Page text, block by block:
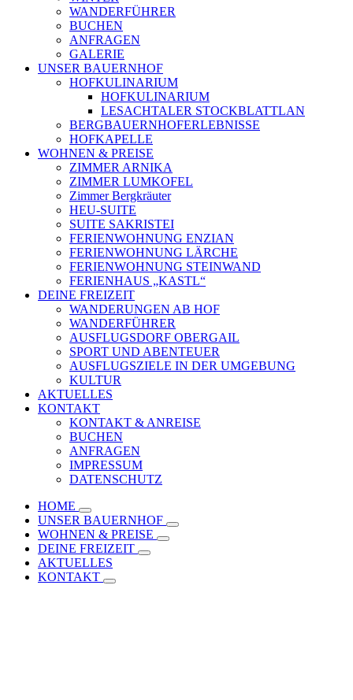
WANDERFÜHRER
BUCHEN
ANFRAGEN
GALERIE
UNSER BAUERNHOF
HOFKULINARIUM
HOFKULINARIUM
LESACHTALER STOCKBLATTLAN
BERGBAUERNHOFERLEBNISSE
HOFKAPELLE
WOHNEN & PREISE
ZIMMER ARNIKA
ZIMMER LUMKOFEL
Zimmer Bergkräuter
HEU-SUITE
SUITE SAKRISTEI
FERIENWOHNUNG ENZIAN
FERIENWOHNUNG LÄRCHE
FERIENWOHNUNG STEINWAND
FERIENHAUS „KASTL“
DEINE FREIZEIT
WANDERUNGEN AB HOF
WANDERFÜHRER
AUSFLUGSDORF OBERGAIL
SPORT UND ABENTEUER
AUSFLUGSZIELE IN DER UMGEBUNG
KULTUR
AKTUELLES
KONTAKT
KONTAKT & ANREISE
BUCHEN
ANFRAGEN
IMPRESSUM
DATENSCHUTZ
HOME
UNSER BAUERNHOF
WOHNEN & PREISE
DEINE FREIZEIT
AKTUELLES
KONTAKT